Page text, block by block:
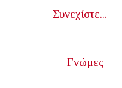
Συνεχίστε...
Γνώμες